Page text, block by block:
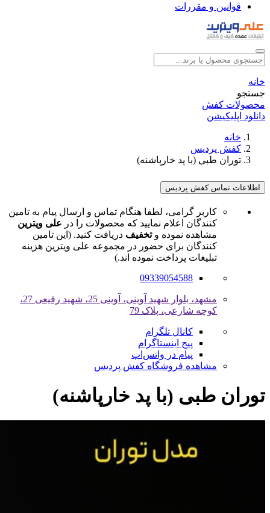
قوانین و مقررات
خانه
جستجو
محصولات کفش
دانلود اپلیکیشن
خانه
کفش پردیس
توران طبی (با پد خارپاشنه)
اطلاعات تماس کفش پردیس
کاربر گرامی، لطفا هنگام تماس و ارسال پیام به تامین
کنندگان اعلام نمایید که محصولات را در علی ویترین
مشاهده نموده وتخفیف دریافت کنید. (این تامین
کنندگان برای حضور در مجموعه علی ویترین هزینه
تبلیغات پرداخت نموده اند.)
09339054588
مشهد، بلوار شهید آوینی، آوینی 25، شهید رفیعی 27،
کوچه شارعی، پلاک 79
کانال تلگرام
پیج اینستاگرام
پیام در واتس‌اپ
مشاهده فروشگاه کفش پردیس
توران طبی (با پد خارپاشنه)